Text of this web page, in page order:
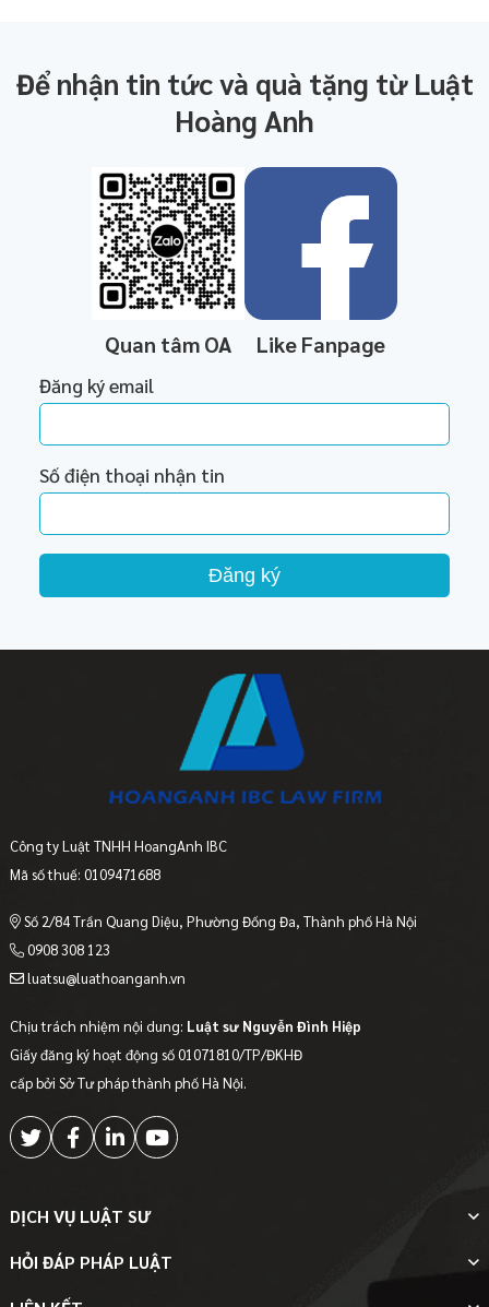
Để nhận tin tức và quà tặng từ Luật
Hoàng Anh
Quan tâm OA Like Fanpage
Đăng ký email
Số điện thoại nhận tin
Đăng ký
Công ty Luật TNHH HoangAnh IBC
Mã số thuế: 0109471688
Số 2/84 Trần Quang Diệu, Phường Đống Đa, Thành phố Hà Nội
0908 308 123
luatsu@luathoanganh.vn
Chịu trách nhiệm nội dung: Luật sư Nguyễn Đình Hiệp
Giấy đăng ký hoạt động số 01071810/TP/ĐKHĐ
cấp bởi Sở Tư pháp thành phố Hà Nội.
DỊCH VỤ LUẬT SƯ
HỎI ĐÁP PHÁP LUẬT